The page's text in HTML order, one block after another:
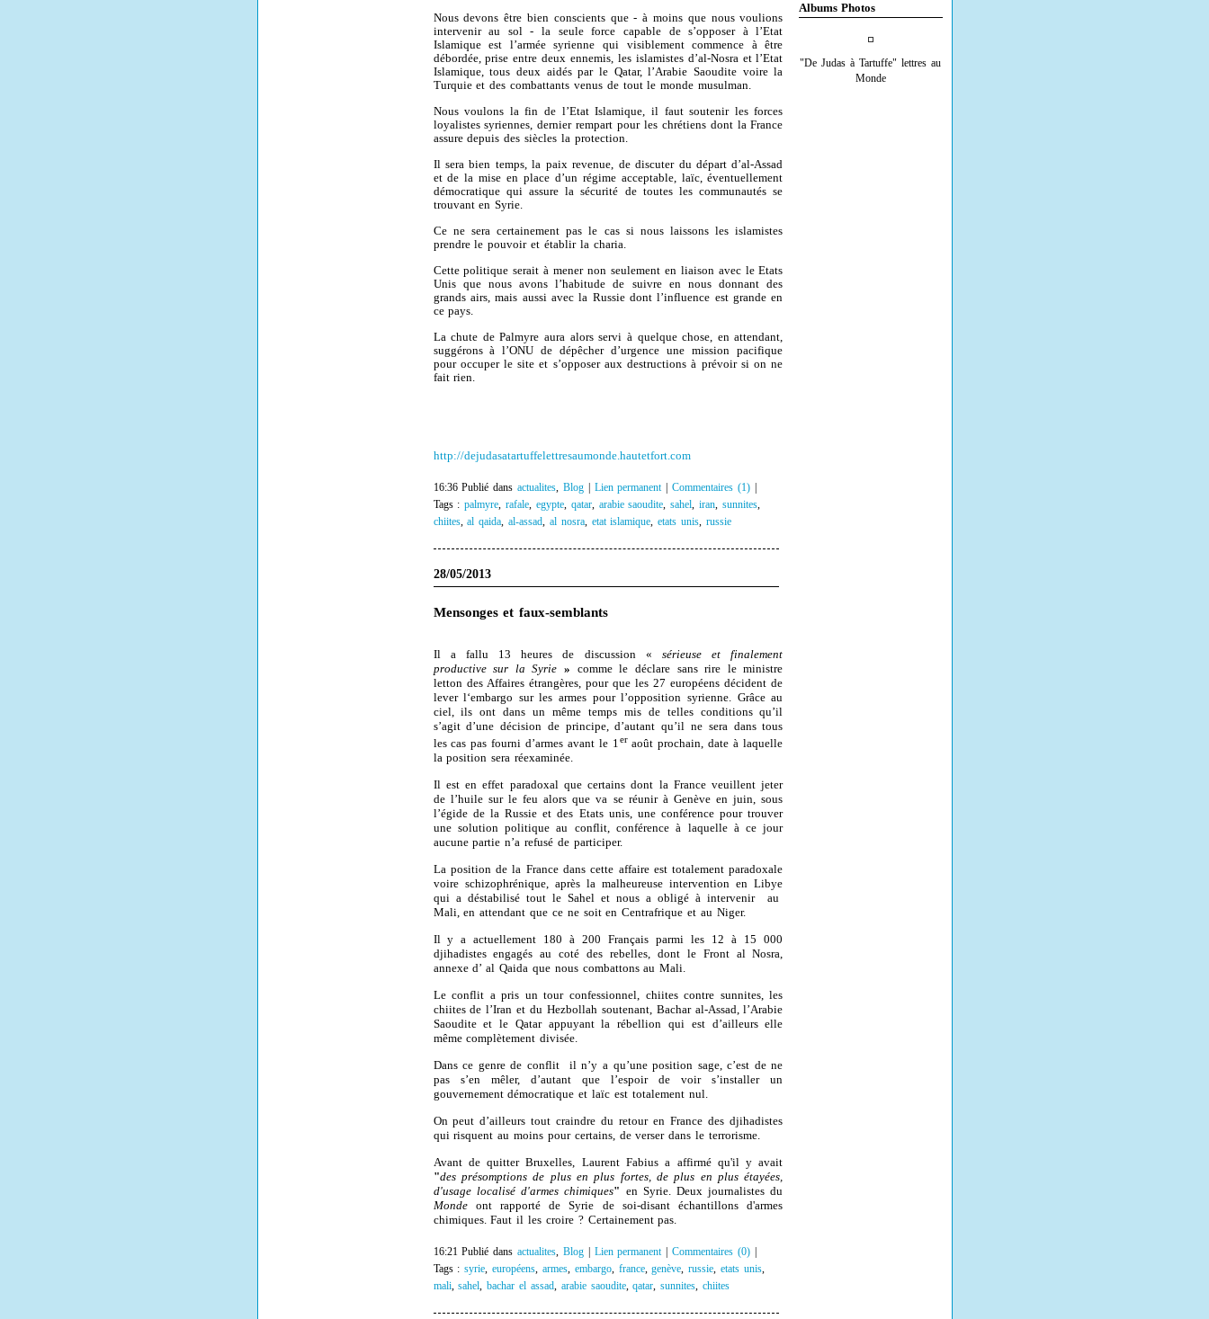
Albums Photos
"De Judas à Tartuffe" lettres au
Monde
Nous devons être bien conscients que - à moins que nous voulions
intervenir au sol - la seule force capable de s’opposer à l’Etat
Islamique est l’armée syrienne qui visiblement commence à être
débordée, prise entre deux ennemis, les islamistes d’al-Nosra et l’Etat
Islamique, tous deux aidés par le Qatar, l’Arabie Saoudite voire la
Turquie et des combattants venus de tout le monde musulman.
Nous voulons la fin de l’Etat Islamique, il faut soutenir les forces
loyalistes syriennes, dernier rempart pour les chrétiens dont la France
assure depuis des siècles la protection.
Il sera bien temps, la paix revenue, de discuter du départ d’al-Assad
et de la mise en place d’un régime acceptable, laïc, éventuellement
démocratique qui assure la sécurité de toutes les communautés se
trouvant en Syrie.
Ce ne sera certainement pas le cas si nous laissons les islamistes
prendre le pouvoir et établir la charia.
Cette politique serait à mener non seulement en liaison avec le Etats
Unis que nous avons l’habitude de suivre en nous donnant des
grands airs, mais aussi avec la Russie dont l’influence est grande en
ce pays.
La chute de Palmyre aura alors servi à quelque chose, en attendant,
suggérons à l’ONU de dépêcher d’urgence une mission pacifique
pour occuper le site et s’opposer aux destructions à prévoir si on ne
fait rien.
http://dejudasatartuffelettresaumonde.hautetfort.com
16:36 Publié dansactualites, Blog| Lien permanent|Commentaires (1)|
Tags :palmyre,rafale, egypte, qatar, arabie saoudite,sahel,iran, sunnites,
chiites,al qaida,al-assad, al nosra, etat islamique,etats unis, russie
28/05/2013
Mensonges et faux-semblants
Il a fallu 13 heures de discussion «sérieuse et finalement
productive sur la Syrie » comme le déclare sans rire le ministre
letton des Affaires étrangères, pour que les 27 européens décident de
lever l‘embargo sur les armes pour l’opposition syrienne. Grâce au
ciel, ils ont dans un même temps mis de telles conditions qu’il
s’agit d’une décision de principe, d’autant qu’il ne sera dans tous
les cas pas fourni d’armes avant le 1eraoût prochain, date à laquelle
la position sera réexaminée.
Il est en effet paradoxal que certains dont la France veuillent jeter
de l’huile sur le feu alors que va se réunir à Genève en juin, sous
l’égide de la Russie et des Etats unis, une conférence pour trouver
une solution politique au conflit, conférence à laquelle à ce jour
aucune partie n’a refusé de participer.
La position de la France dans cette affaire est totalement paradoxale
voire schizophrénique, après la malheureuse intervention en Libye
qui a déstabilisé tout le Sahel et nous a obligé à intervenir au
Mali, en attendant que ce ne soit en Centrafrique et au Niger.
Il y a actuellement 180 à 200 Français parmi les 12 à 15 000
djihadistes engagés au coté des rebelles, dont le Front al Nosra,
annexe d’ al Qaida que nous combattons au Mali.
Le conflit a pris un tour confessionnel, chiites contre sunnites, les
chiites de l’Iran et du Hezbollah soutenant, Bachar al-Assad, l’Arabie
Saoudite et le Qatar appuyant la rébellion qui est d’ailleurs elle
même complètement divisée.
Dans ce genre de conflit il n’y a qu’une position sage, c’est de ne
pas s’en mêler, d’autant que l’espoir de voir s’installer un
gouvernement démocratique et laïc est totalement nul.
On peut d’ailleurs tout craindre du retour en France des djihadistes
qui risquent au moins pour certains, de verser dans le terrorisme.
Avant de quitter Bruxelles, Laurent Fabius a affirmé qu'il y avait
"des présomptions de plus en plus fortes, de plus en plus étayées,
d'usage localisé d'armes chimiques" en Syrie. Deux journalistes du
Monde
ont rapporté de Syrie de soi-disant échantillons d'armes
chimiques. Faut il les croire ? Certainement pas.
16:21 Publié dansactualites, Blog| Lien permanent|Commentaires (0)|
Tags :syrie,européens, armes, embargo, france,genève,russie,etats unis,
mali,sahel, bachar el assad, arabie saoudite,qatar,sunnites,chiites